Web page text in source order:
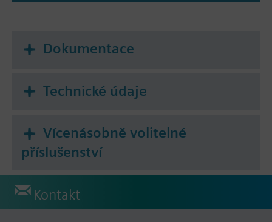
Dokumentace
Technické údaje
Vícenásobně volitelné
příslušenství
Kontakt